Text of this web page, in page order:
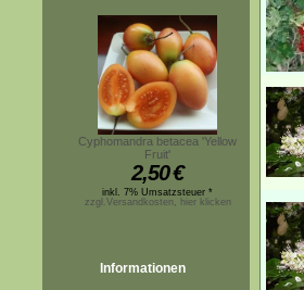
Cyphomandra betacea 'Yellow
Fruit'
2,50€
inkl. 7% Umsatzsteuer *
zzgl.Versandkosten, hier klicken
Informationen